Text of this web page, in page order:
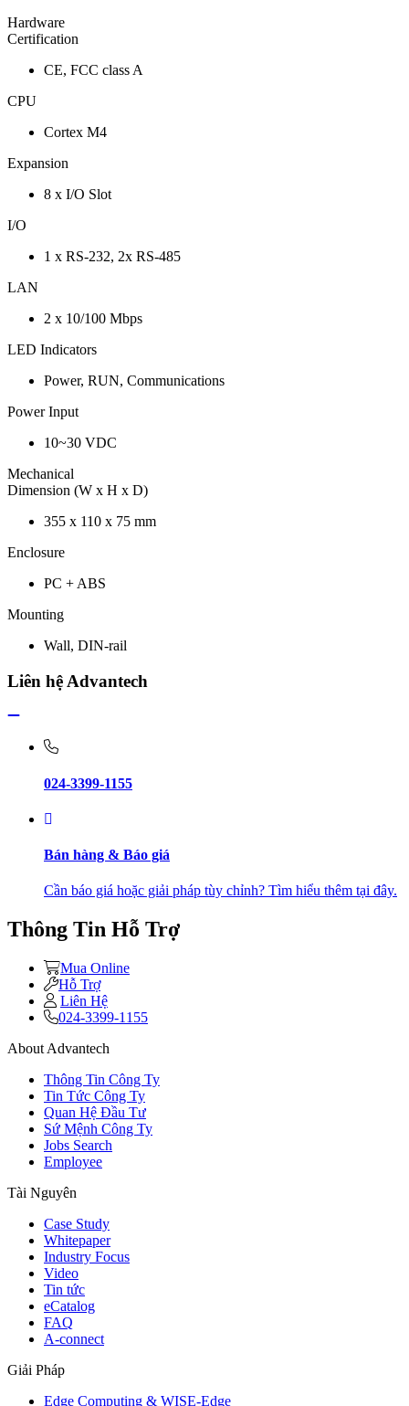
Hardware
Certification
CE, FCC class A
CPU
Cortex M4
Expansion
8 x I/O Slot
I/O
1 x RS-232, 2x RS-485
LAN
2 x 10/100 Mbps
LED Indicators
Power, RUN, Communications
Power Input
10~30 VDC
Mechanical
Dimension (W x H x D)
355 x 110 x 75 mm
Enclosure
PC + ABS
Mounting
Wall, DIN-rail
Liên hệ Advantech
024-3399-1155
Bán hàng & Báo giá
Cần báo giá hoặc giải pháp tùy chỉnh? Tìm hiểu thêm tại đây.
Thông Tin Hỗ Trợ
Mua Online
Hỗ Trợ
Liên Hệ
024-3399-1155
About Advantech
Thông Tin Công Ty
Tin Tức Công Ty
Quan Hệ Đầu Tư
Sứ Mệnh Công Ty
Jobs Search
Employee
Tài Nguyên
Case Study
Whitepaper
Industry Focus
Video
Tin tức
eCatalog
FAQ
A-connect
Giải Pháp
Edge Computing & WISE-Edge